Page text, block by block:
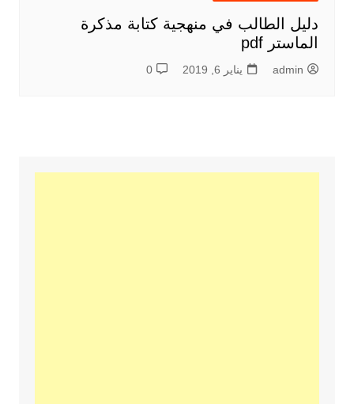
دليل الطالب في منهجية كتابة مذكرة
الماستر pdf
admin يناير 6, 2019 0